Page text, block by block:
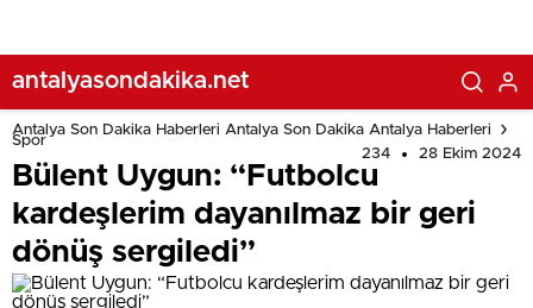
antalyasondakika.net
Antalya Son Dakika Haberleri Antalya Son Dakika Antalya Haberleri
Spor
234
28 Ekim 2024
Bülent Uygun: “Futbolcu
kardeşlerim dayanılmaz bir geri
dönüş sergiledi”